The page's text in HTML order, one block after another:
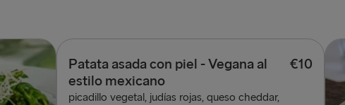
Patata asada con piel - Vegana al
estilo mexicano
€10
picadillo vegetal, judías rojas, queso cheddar,